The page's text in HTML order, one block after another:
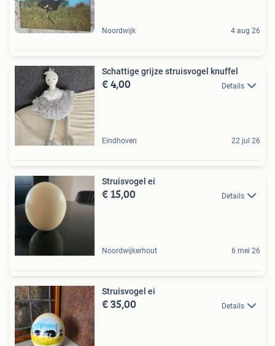
Noordwijk 4 aug 26
Schattige grijze struisvogel knuffel
€ 4,00 Details
Eindhoven 22 jul 26
Struisvogel ei
€ 15,00 Details
Noordwijkerhout 6 mei 26
Struisvogel ei
€ 35,00 Details